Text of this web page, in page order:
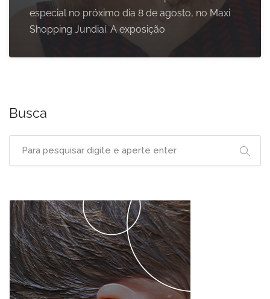
especial no próximo dia 8 de agosto, no Maxi
Shopping Jundiaí. A exposição
Busca